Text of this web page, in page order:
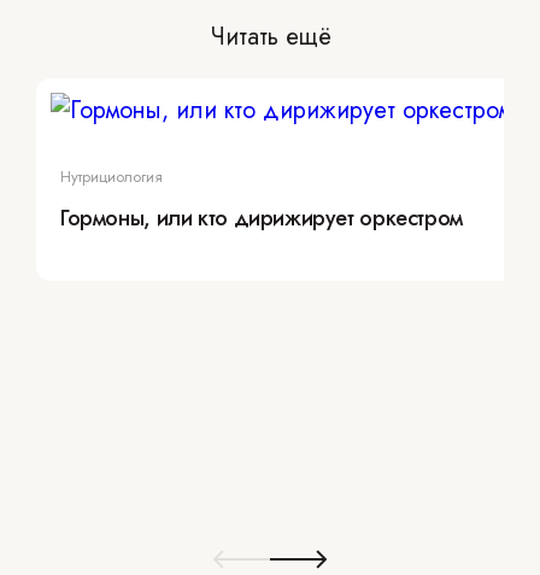
Читать ещё
Нутрициология
Гормоны, или кто дирижирует оркестром